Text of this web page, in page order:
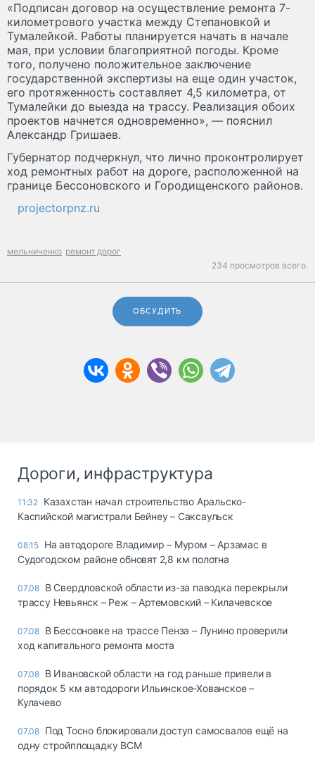
«Подписан договор на осуществление ремонта 7-
километрового участка между Степановкой и
Тумалейкой. Работы планируется начать в начале
мая, при условии благоприятной погоды. Кроме
того, получено положительное заключение
государственной экспертизы на еще один участок,
его протяженность составляет 4,5 километра, от
Тумалейки до выезда на трассу. Реализация обоих
проектов начнется одновременно», — пояснил
Александр Гришаев.
Губернатор подчеркнул, что лично проконтролирует
ход ремонтных работ на дороге, расположенной на
границе Бессоновского и Городищенского районов.
projectorpnz.ru
мельниченко ремонт дорог
234 просмотров всего.
ОБСУДИТЬ
Дороги, инфраструктура
11:32 Казахстан начал строительство Аральско-
Каспийской магистрали Бейнеу – Саксаульск
08:15 На автодороге Владимир – Муром – Арзамас в
Судогодском районе обновят 2,8 км полотна
07.08 В Свердловской области из-за паводка перекрыли
трассу Невьянск – Реж – Артемовский – Килачевское
07.08 В Бессоновке на трассе Пенза – Лунино проверили
ход капитального ремонта моста
07.08 В Ивановской области на год раньше привели в
порядок 5 км автодороги Ильинское-Хованское –
Кулачево
07.08 Под Тосно блокировали доступ самосвалов ещё на
одну стройплощадку ВСМ